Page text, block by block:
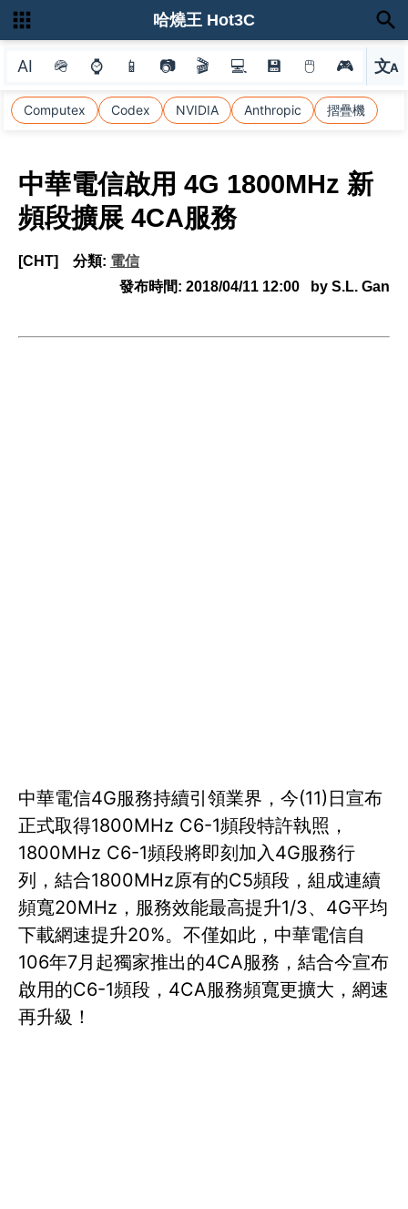
AI 🪖 ⌚ 📱 📷 🎬 💻 💾 🖱 🎮 文A
選
Computex Codex NVIDIA Anthropic 摺疊機
哈燒王 Hot3C
中華電信啟用 4G 1800MHz 新
頻段擴展 4CA服務
[CHT] 分類: 電信
發布時間: 2018/04/11 12:00 by S.L. Gan
中華電信4G服務持續引領業界，今(11)日宣布
正式取得1800MHz C6-1頻段特許執照，
1800MHz C6-1頻段將即刻加入4G服務行
列，結合1800MHz原有的C5頻段，組成連續
頻寬20MHz，服務效能最高提升1/3、4G平均
下載網速提升20%。不僅如此，中華電信自
106年7月起獨家推出的4CA服務，結合今宣布
啟用的C6-1頻段，4CA服務頻寬更擴大，網速
再升級！